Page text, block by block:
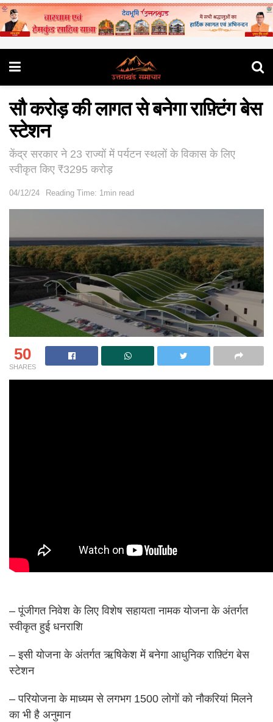
सौ करोड़ की लागत से बनेगा राफ़्टिंग बेस
स्टेशन
केंद्र सरकार ने 23 राज्यों में पर्यटन स्थलों के विकास के लिए
स्वीकृत किए ₹3295 करोड़
04/12/24 Reading Time: 1min read
50
SHARES
– पूंजीगत निवेश के लिए विशेष सहायता नामक योजना के अंतर्गत
स्वीकृत हुई धनराशि
– इसी योजना के अंतर्गत ऋषिकेश में बनेगा आधुनिक राफ़्टिंग बेस
स्टेशन
– परियोजना के माध्यम से लगभग 1500 लोगों को नौकरियां मिलने
का भी है अनुमान